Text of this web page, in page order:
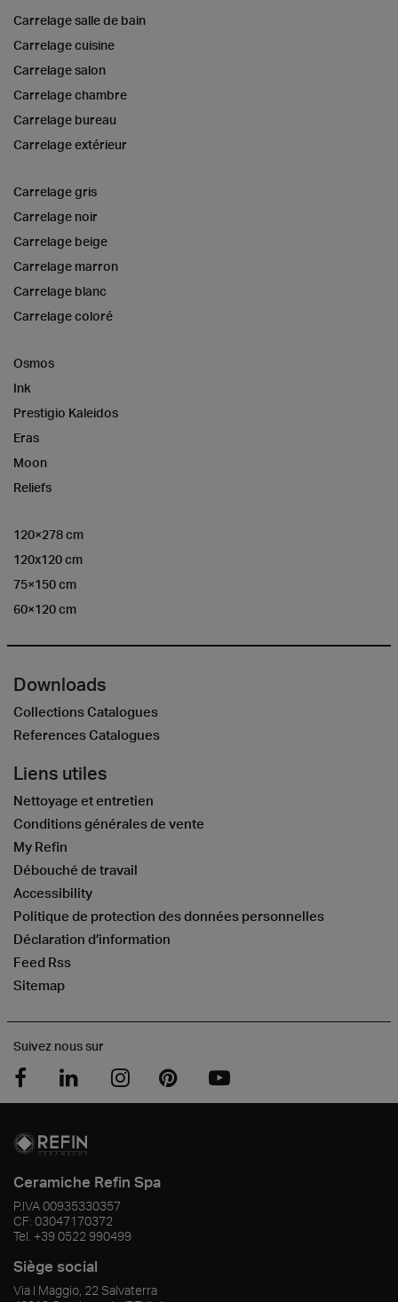
Carrelage salle de bain
Carrelage cuisine
Carrelage salon
Carrelage chambre
Carrelage bureau
Carrelage extérieur
Carrelage gris
Carrelage noir
Carrelage beige
Carrelage marron
Carrelage blanc
Carrelage coloré
Osmos
Ink
Prestigio Kaleidos
Eras
Moon
Reliefs
120×278 cm
120x120 cm
75×150 cm
60×120 cm
Downloads
Collections Catalogues
References Catalogues
Liens utiles
Nettoyage et entretien
Conditions générales de vente
My Refin
Débouché de travail
Accessibility
Politique de protection des données personnelles
Déclaration d’information
Feed Rss
Sitemap
Suivez nous sur
Ceramiche Refin Spa
P.IVA00935330357
CF: 03047170372
Tel. +39 0522 990499
Siège social
Via I Maggio, 22 Salvaterra